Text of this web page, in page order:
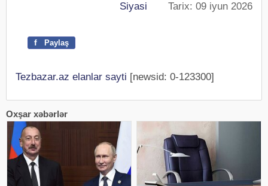
Siyasi Tarix: 09 iyun 2026
f Paylaş
Tezbazar.az elanlar sayti [newsid: 0-123300]
Oxşar xəbərlər